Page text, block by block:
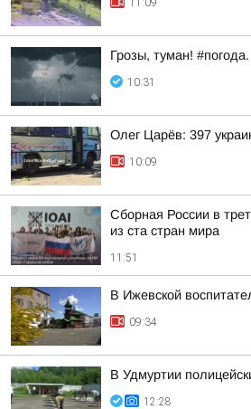
11:09
Грозы, туман!
10:31
Олег Царёв: 397
10:09
Сборная России в
из ста стран мира
11:51
В Ижевской
09:34
В Удмуртии
12:28